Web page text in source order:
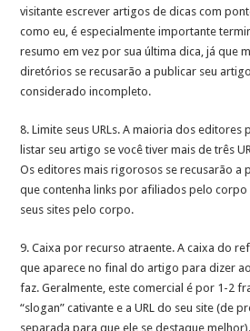
visitante escrever artigos de dicas com
como eu, é especialmente importante
resumo em vez por sua última dica, já que
diretórios se recusarão a publicar seu
considerado incompleto.
8. Limite seus URLs. A maioria dos editores
listar seu artigo se você tiver mais de três
Os editores mais rigorosos se recusarão a
que contenha links por afiliados pelo corpo
seus sites pelo corpo.
9. Caixa por recurso atraente. A caixa do
que aparece no final do artigo para dizer
faz. Geralmente, este comercial é por 1-2
“slogan” cativante e a URL do seu site (de
separada para que ele se destaque